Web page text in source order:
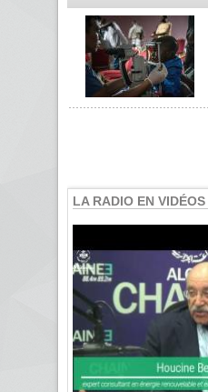
LA RADIO EN VIDÉOS